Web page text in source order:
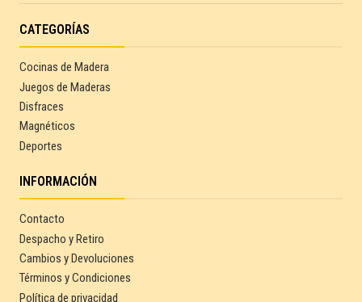
CATEGORÍAS
Cocinas de Madera
Juegos de Maderas
Disfraces
Magnéticos
Deportes
INFORMACIÓN
Contacto
Despacho y Retiro
Cambios y Devoluciones
Términos y Condiciones
Política de privacidad